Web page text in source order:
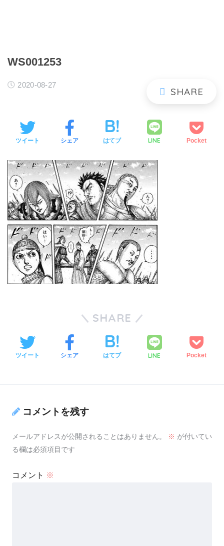
WS001253
2020-08-27
ツイート シェア はてブ LINE Pocket
SHARE
ツイート シェア はてブ LINE Pocket
コメントを残す
メールアドレスが公開されることはありません。 ※ が付いてい
る欄は必須項目です
コメント ※